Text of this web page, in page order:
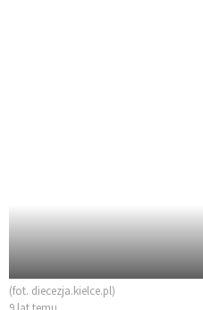
(fot. diecezja.kielce.pl)